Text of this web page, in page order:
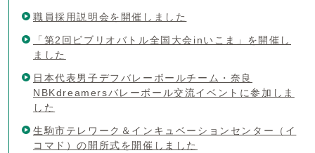
職員採用説明会を開催しました
「第2回ビブリオバトル全国大会inいこま」を開催し
ました
日本代表男子デフバレーボールチーム・奈良
NBKdreamersバレーボール交流イベントに参加しま
した
生駒市テレワーク＆インキュベーションセンター（イ
コマド）の開所式を開催しました